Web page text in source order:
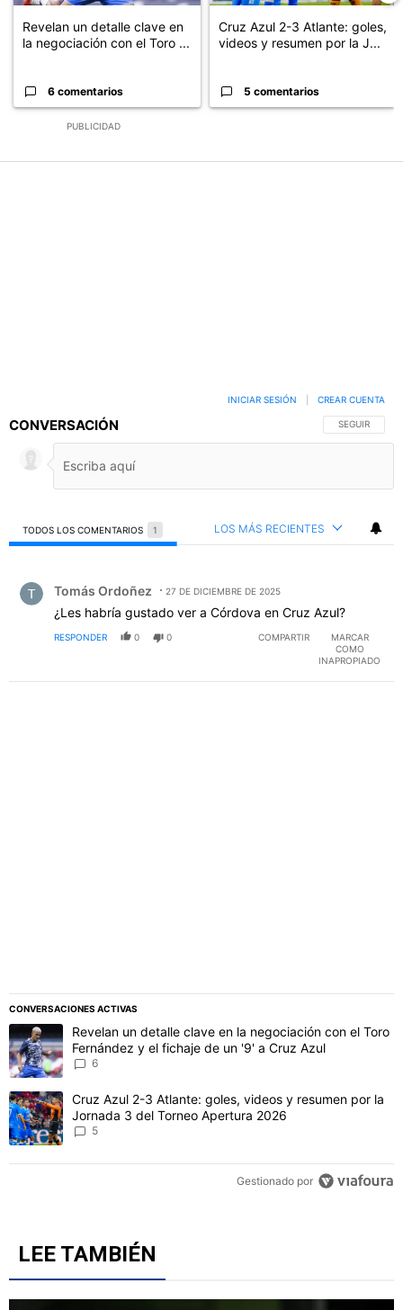
PUBLICIDAD
Revelan un detalle clave en
la negociación con el Toro ...
6 comentarios
Cruz Azul 2-3 Atlante: goles,
videos y resumen por la J...
5 comentarios
CONVERSACIÓN SIGA ESTA
SEGUIR
INICIAR SESIÓN CREAR CUENTA
TODOS LOS COMENTARIOS 1 LOS MÁS RECIENTES
Tomás Ordoñez 27 DE DICIEMBRE DE 2025
¿Les habría gustado ver a Córdova en Cruz Azul?
RESPONDER 0 0 COMPARTIR
MARCAR
COMO
INAPROPIADO
CONVERSACIONES ACTIVAS
Este listado muestra los artículos con más comentarios en los
Un artículo de tendencia con el título "Revelan un detalle clave
Revelan un detalle clave en la negociación con el Toro
Fernández y el fichaje de un '9' a Cruz Azul
6
Un artículo de tendencia con el título "Cruz Azul 2-3 Atlante:
Cruz Azul 2-3 Atlante: goles, videos y resumen por la
Jornada 3 del Torneo Apertura 2026
5
Gestionado por
LEE TAMBIÉN